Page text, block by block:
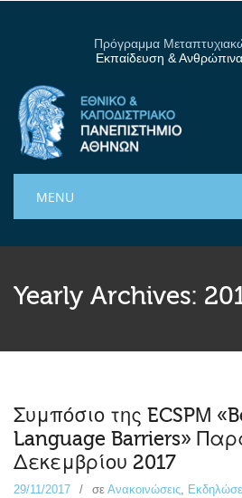
Πρόγραμμα
Εκπαίδευση &
MENU
Yearly Archives:
Συμπόσιο της ECSPΜ
Language Barriers»
Δεκεμβρίου 2017
29/11/2017 σε Ανακοινώσεις,